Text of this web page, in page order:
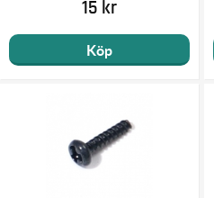
15 kr
Köp